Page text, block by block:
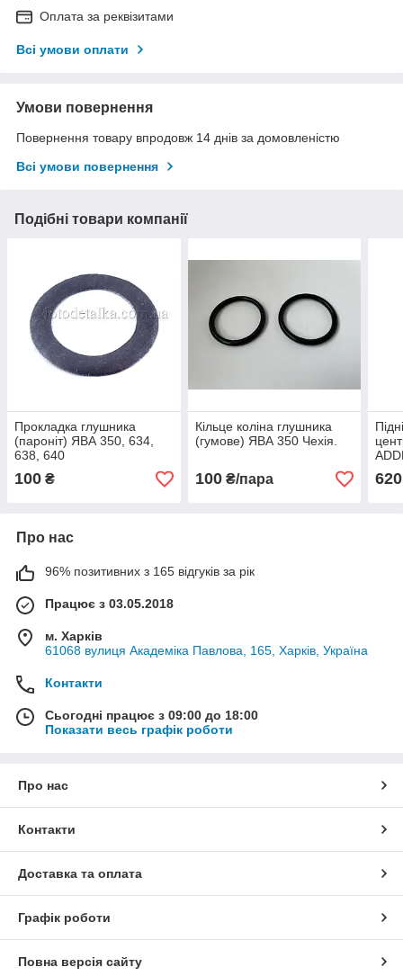
Оплата за реквізитами
Всі умови оплати
Умови повернення
Повернення товару впродовж 14 днів за домовленістю
Всі умови повернення
Подібні товари компанії
Прокладка глушника
(пароніт) ЯВА 350, 634,
638, 640
100 ₴
Кільце коліна глушника
(гумове) ЯВА 350 Чехія.
100₴/пара 620
Про нас
96% позитивних з 165 відгуків за рік
Працює з 03.05.2018
м. Харків
61068 вулиця Академіка Павлова, 165, Харків, Україна
Контакти
Сьогодні працює з 09:00 до 18:00
Показати весь графік роботи
Про нас
Контакти
Доставка та оплата
Графік роботи
Повна версія сайту